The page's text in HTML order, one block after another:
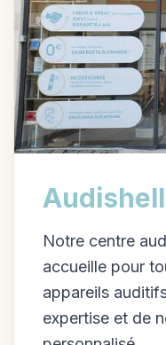
Notre centre
accueille pour
appareils
expertise et de